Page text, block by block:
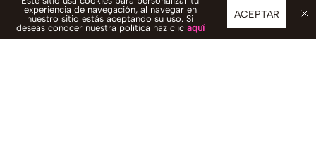
ACEPTAR
experiencia de navegación, al navegar en
nuestro sitio estás aceptando su uso. Si
deseas conocer nuestra política haz clic aquí